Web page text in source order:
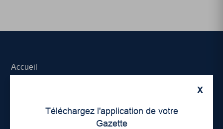
X
Téléchargez l'application de votre
Gazette
Accueil
Déontologie et confidentialité